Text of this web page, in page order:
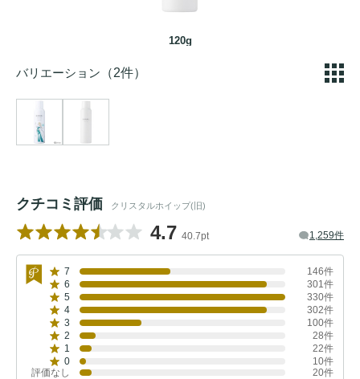
120g
バリエーション （2件）
クチコミ評価 クリスタルホイップ(旧)
4.7 40.7pt 1,259件
7
146件
6
301件
5
330件
4
302件
3
100件
2
28件
1
22件
0
10件
評価なし
20件